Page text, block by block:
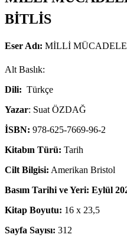
BİTLİS
Eser Adı: MİLLİ MÜCADELE
Alt Baslık:
Dili: Türkçe
Yazar: Suat ÖZDAĞ
İSBN: 978-625-7669-96-2
Kitabın Türü: Tarih
Cilt Bilgisi: Amerikan Bristol
Basım Tarihi ve Yeri: Eylül
Kitap Boyutu: 16 x 23,5
Sayfa Sayısı: 312